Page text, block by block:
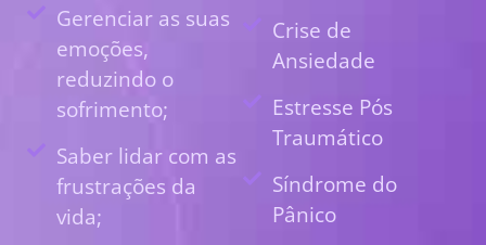
Gerenciar as suas
emoções,
reduzindo o
sofrimento;
Saber lidar com as
frustrações da
vida;
Crise de
Ansiedade
Estresse Pós
Traumático
Síndrome do
Pânico